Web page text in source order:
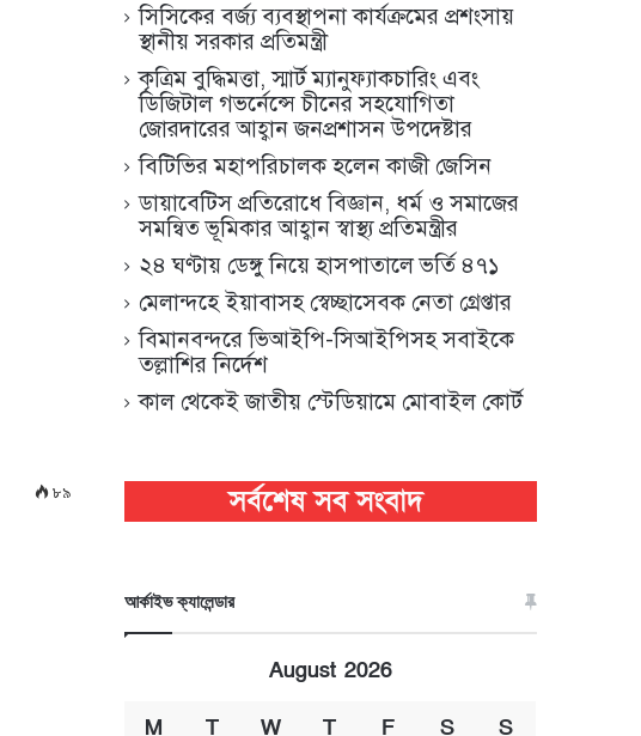
৮৯
সিসিকের বর্জ্য ব্যবস্থাপনা কার্যক্রমের প্রশংসায়
স্থানীয় সরকার প্রতিমন্ত্রী
কৃত্রিম বুদ্ধিমত্তা, স্মার্ট ম্যানুফ্যাকচারিং এবং
ডিজিটাল গভর্নেন্সে চীনের সহযোগিতা
জোরদারের আহ্বান জনপ্রশাসন উপদেষ্টার
বিটিভির মহাপরিচালক হলেন কাজী জেসিন
ডায়াবেটিস প্রতিরোধে বিজ্ঞান, ধর্ম ও সমাজের
সমন্বিত ভূমিকার আহ্বান স্বাস্থ্য প্রতিমন্ত্রীর
২৪ ঘণ্টায় ডেঙ্গু নিয়ে হাসপাতালে ভর্তি ৪৭১
মেলান্দহে ইয়াবাসহ স্বেচ্ছাসেবক নেতা গ্রেপ্তার
বিমানবন্দরে ভিআইপি-সিআইপিসহ সবাইকে
তল্লাশির নির্দেশ
কাল থেকেই জাতীয় স্টেডিয়ামে মোবাইল কোর্ট
আর্কাইভ ক্যালেন্ডার
August 2026
M T W T F S S